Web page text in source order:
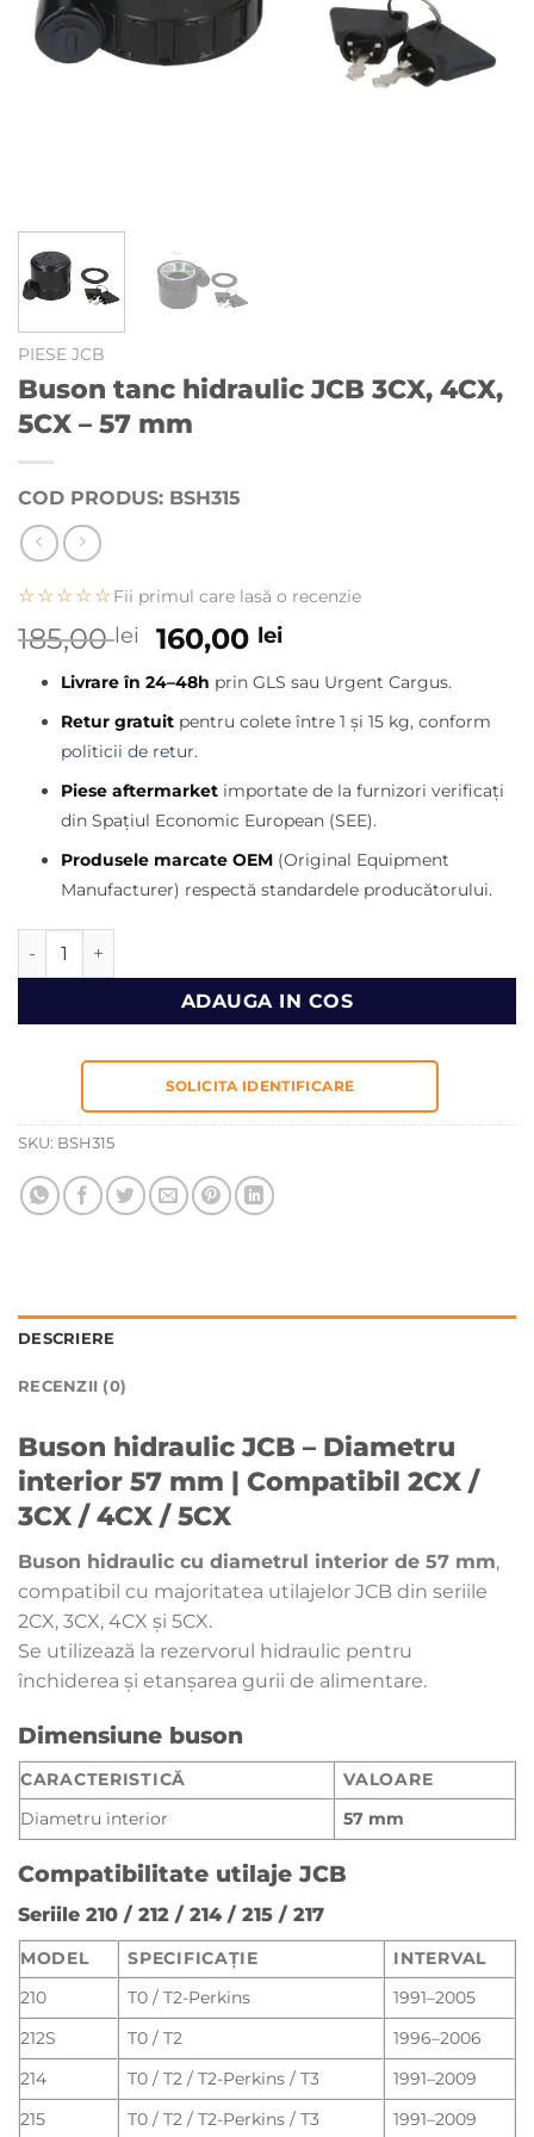
PIESE JCB
Buson tanc hidraulic JCB 3CX, 4CX,
5CX – 57 mm
COD PRODUS: BSH315
☆☆☆☆☆ Fii primul care lasă o recenzie
185,00lei
Prețul
inițial
a
fost:
185,00 lei.
160,00 leiPrețul
este:
160,00 lei.
Livrare în 24–48h prin GLS sau Urgent Cargus.
Retur gratuit pentru colete între 1 și 15 kg, conform
politicii de retur.
Piese aftermarket importate de la furnizori verificați
din Spațiul Economic European (SEE).
Produsele marcate OEM (Original Equipment
Manufacturer) respectă standardele producătorului.
Cantitate Buson tanc hidraulic JCB 3CX, 4CX, 5CX - 57 mm
ADAUGA IN COS
SOLICITA IDENTIFICARE
SKU: BSH315
DESCRIERE
RECENZII (0)
Buson hidraulic JCB – Diametru
interior 57 mm | Compatibil 2CX /
3CX / 4CX / 5CX
Buson hidraulic cu diametrul interior de 57 mm,
compatibil cu majoritatea utilajelor JCB din seriile
2CX, 3CX, 4CX și 5CX.
Se utilizează la rezervorul hidraulic pentru
închiderea și etanșarea gurii de alimentare.
Dimensiune buson
CARACTERISTICĂ
VALOARE
Diametru interior
57 mm
Compatibilitate utilaje JCB
Seriile 210 / 212 / 214 / 215 / 217
MODEL SPECIFICAȚIE
INTERVAL
210
T0 / T2-Perkins
1991–2005
212S
T0 / T2
1996–2006
214
T0 / T2 / T2-Perkins / T3
1991–2009
215
T0 / T2 / T2-Perkins / T3 1991–2009